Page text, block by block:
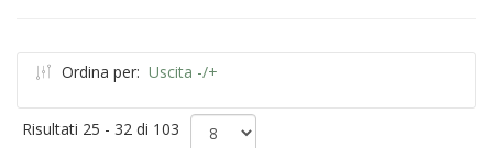
Ordina per: Uscita -/+
Risultati 25 - 32 di 103